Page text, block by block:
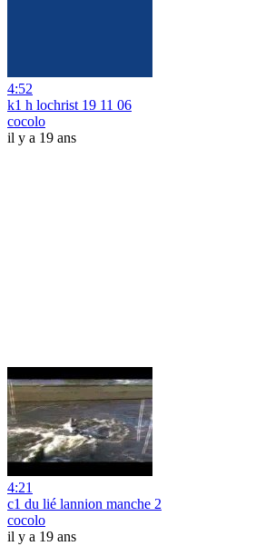
4:52
k1 h lochrist 19 11 06
cocolo
il y a 19 ans
4:21
c1 du lié lannion manche 2
cocolo
il y a 19 ans